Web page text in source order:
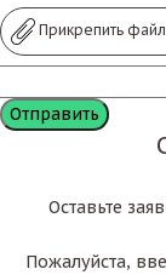
Прикрепить
Оставьте
Пожалуйста,